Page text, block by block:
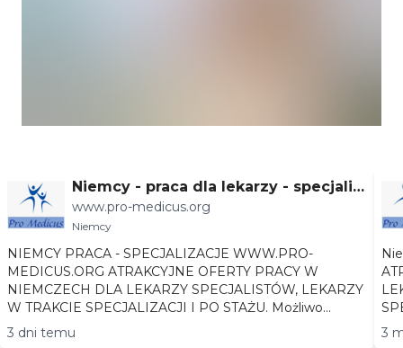
Niemcy - praca dla lekarzy - specjaliz
acje
www.pro-medicus.org
Niemcy
NIEMCY PRACA - SPECJALIZACJE WWW.PRO-
MEDICUS.ORG ATRAKCYJNE OFERTY PRACY W
NIEMCZECH DLA LEKARZY SPECJALISTÓW, LEKARZY
W TRAKCIE SPECJALIZACJI I PO STAŻU. Możliwo...
3 dni temu
3